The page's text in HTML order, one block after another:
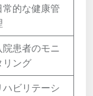
常的な健康管
院患者のモニ
リング
ハビリテーシ